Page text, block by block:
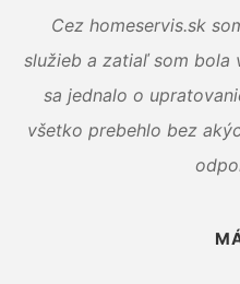
Cez homeservis.sk
služieb a zatiaľ som bola
sa jednalo o
všetko prebehlo bez